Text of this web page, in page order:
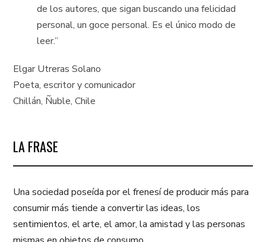
de los autores, que sigan buscando una felicidad
personal, un goce personal. Es el único modo de
leer.”
Elgar Utreras Solano
Poeta, escritor y comunicador
Chillán, Ñuble, Chile
LA FRASE
Una sociedad poseída por el frenesí de producir más para
consumir más tiende a convertir las ideas, los
sentimientos, el arte, el amor, la amistad y las personas